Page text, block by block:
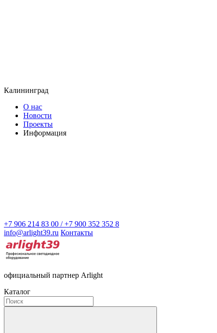
Калининград
О нас
Новости
Проекты
Информация
+7 906 214 83 00 / +7 900 352 352 8
info@arlight39.ru Контакты
официальный партнер Arlight
Каталог